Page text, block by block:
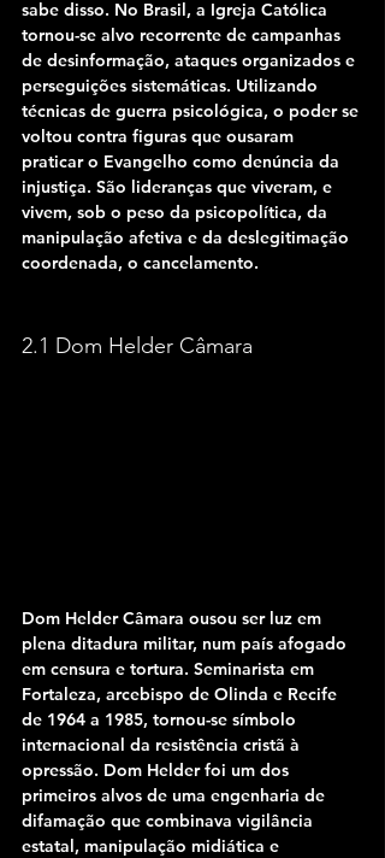
sabe disso. No Brasil, a Igreja Católica
tornou-se alvo recorrente de campanhas
de desinformação, ataques organizados e
perseguições sistemáticas. Utilizando
técnicas de guerra psicológica, o poder se
voltou contra figuras que ousaram
praticar o Evangelho como denúncia da
injustiça. São lideranças que viveram, e
vivem, sob o peso da psicopolítica, da
manipulação afetiva e da deslegitimação
coordenada, o cancelamento.
2.1 Dom Helder Câmara
Dom Helder Câmara ousou ser luz em
plena ditadura militar, num país afogado
em censura e tortura. Seminarista em
Fortaleza, arcebispo de Olinda e Recife
de 1964 a 1985, tornou-se símbolo
internacional da resistência cristã à
opressão. Dom Helder foi um dos
primeiros alvos de uma engenharia de
difamação que combinava vigilância
estatal, manipulação midiática e